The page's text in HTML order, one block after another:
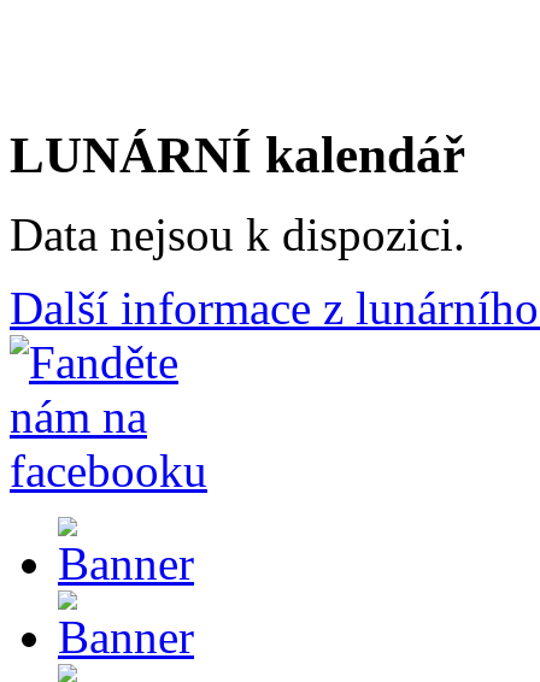
LUNÁRNÍ kalendář
Data nejsou k dispozici.
Další informace z